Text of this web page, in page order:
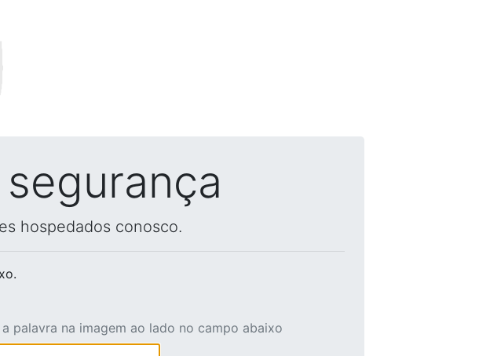
hospedados conosco.
palavra na imagem ao lado no campo abaixo